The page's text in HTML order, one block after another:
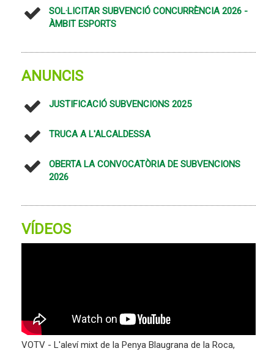
SOL·LICITAR SUBVENCIÓ CONCURRÈNCIA 2026 -
ÀMBIT ESPORTS
ANUNCIS
JUSTIFICACIÓ SUBVENCIONS 2025
TRUCA A L'ALCALDESSA
OBERTA LA CONVOCATÒRIA DE SUBVENCIONS
2026
VÍDEOS
VOTV - L'aleví mixt de la Penya Blaugrana de la Roca,